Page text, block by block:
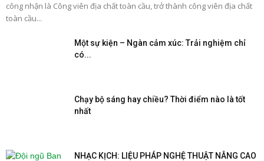
công nhận là Công viên địa chất toàn cầu, trở thành công viên địa chất
toàn cầu...
Một sự kiện – Ngàn cảm xúc: Trải nghiệm chỉ
có...
Chạy bộ sáng hay chiều? Thời điểm nào là tốt
nhất
NHẠC KỊCH: LIỆU PHÁP NGHỆ THUẬT NÂNG CAO